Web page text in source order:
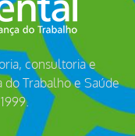
consultoria e
do Trabalho e Saúde